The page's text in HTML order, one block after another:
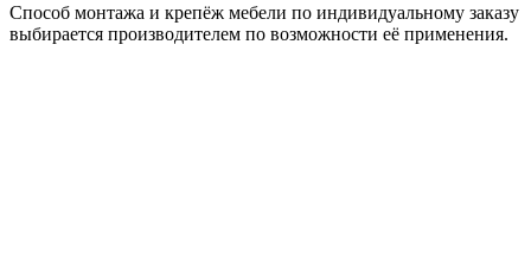
Способ монтажа и крепёж мебели по индивидуальному заказу
выбирается производителем по возможности её применения.